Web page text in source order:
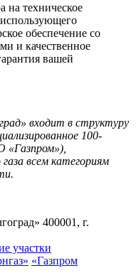
на техническое
обеспечение со
и качественное
вашей
входит в структуру
100-
«Газпром»),
всем категориям
400001, г.
участки
«Газпром